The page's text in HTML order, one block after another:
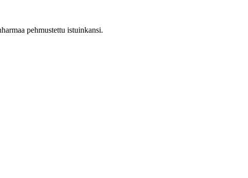
pehmustettu istuinkansi.